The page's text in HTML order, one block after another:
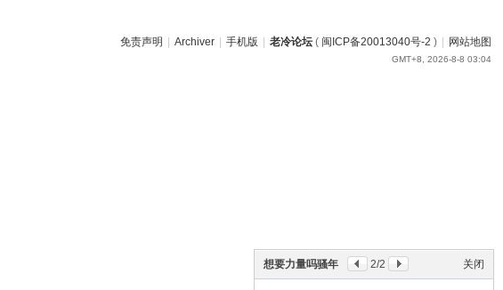
关闭
想要力量吗骚年 2/2
免责声明 Archiver 手机版 老冷论坛( 闽ICP备20013040号-2 ) 网站地图
GMT+8, 2026-8-8 03:04